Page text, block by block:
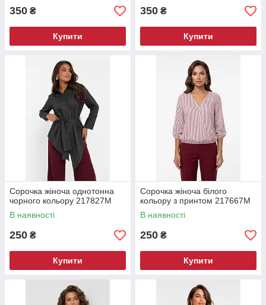
350 ₴
Купити
350 ₴
Купити
Сорочка жіноча однотонна
чорного кольору 217827M
В наявності
250 ₴
Купити
Сорочка жіноча білого
кольору з принтом 217667M
В наявності
250 ₴
Купити